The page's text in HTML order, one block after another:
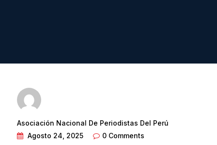
Asociación Nacional De Periodistas Del Perú
Agosto 24, 2025
0 Comments